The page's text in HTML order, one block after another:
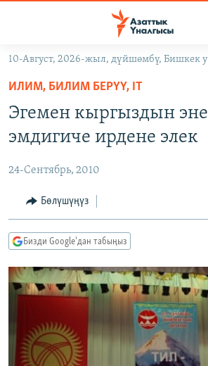
Навигацияга
өтүңүз
Издөөгө
салыңыз
ЭКОНОМИКА
МАДАНИЯТ
БОРБОР АЗИЯ
АТАЙЫН ИЛИКТӨӨ
ТВ ПРОГРАММАЛАР
ЭКСПЕРТТЕР ТАЛДАЙТ
БИЗ ЖАНА ДҮЙНӨ
ЭЖЕ-СИҢДИЛЕР
АЗАТТЫК+
ӨЗГӨЧӨ ПИКИР
Русский
ОНЛАЙН ШЕРИНЕ
10-Август, 2026-жыл, дүйшөмбү, Бишкек
ИЛИМ, БИЛИМ БЕРҮҮ, IT
Эгемен кыргыздын
эмдигиче ирдене элек
24-Сентябрь, 2010
Бөлүшүңүз
Бизди Google'дан табыңыз